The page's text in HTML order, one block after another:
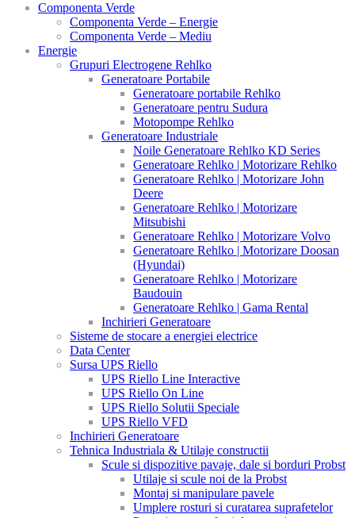
Componenta Verde
Componenta Verde – Energie
Componenta Verde – Mediu
Energie
Grupuri Electrogene Rehlko
Generatoare Portabile
Generatoare portabile Rehlko
Generatoare pentru Sudura
Motopompe Rehlko
Generatoare Industriale
Noile Generatoare Rehlko KD Series
Generatoare Rehlko | Motorizare Rehlko
Generatoare Rehlko | Motorizare John
Deere
Generatoare Rehlko | Motorizare
Mitsubishi
Generatoare Rehlko | Motorizare Volvo
Generatoare Rehlko | Motorizare Doosan
(Hyundai)
Generatoare Rehlko | Motorizare
Baudouin
Generatoare Rehlko | Gama Rental
Inchirieri Generatoare
Sisteme de stocare a energiei electrice
Data Center
Sursa UPS Riello
UPS Riello Line Interactive
UPS Riello On Line
UPS Riello Solutii Speciale
UPS Riello VFD
Inchirieri Generatoare
Tehnica Industriala & Utilaje constructii
Scule si dispozitive pavaje, dale si borduri Probst
Utilaje si scule noi de la Probst
Montaj si manipulare pavele
Umplere rosturi si curatarea suprafetelor